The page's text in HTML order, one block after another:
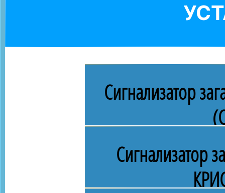
Сигнализатор
Сигнализатор